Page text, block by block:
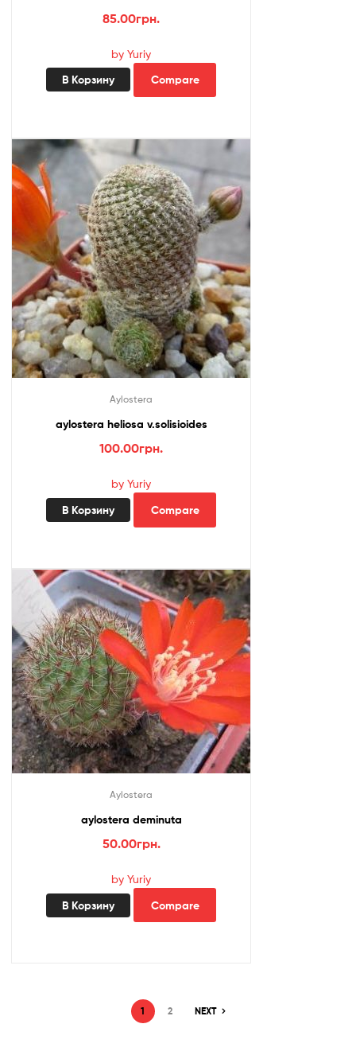
85.00грн.
by Yuriy
В Корзину Compare
Aylostera
aylostera heliosa v.solisioides
100.00грн.
by Yuriy
В Корзину Compare
Aylostera
aylostera deminuta
50.00грн.
by Yuriy
В Корзину Compare
1 2 NEXT